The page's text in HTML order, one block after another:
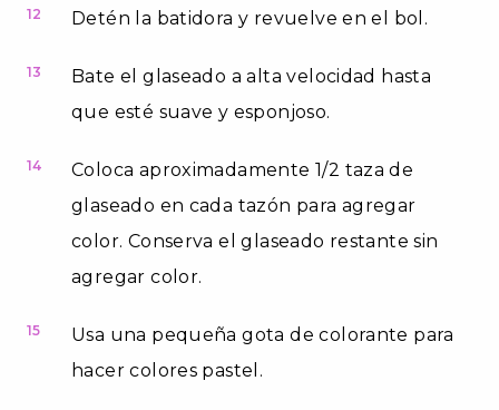
12 Detén la batidora y revuelve en el bol.
13
Bate el glaseado a alta velocidad hasta
que esté suave y esponjoso.
14
Coloca aproximadamente 1/2 taza de
glaseado en cada tazón para agregar
color. Conserva el glaseado restante sin
agregar color.
15
Usa una pequeña gota de colorante para
hacer colores pastel.